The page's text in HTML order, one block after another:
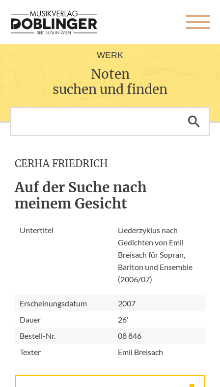
WERK
Noten
suchen und finden
CERHA FRIEDRICH
Auf der Suche nach
meinem Gesicht
Untertitel
Liederzyklus nach
Gedichten von Emil
Breisach für Sopran,
Bariton und Ensemble
(2006/07)
Erscheinungsdatum
2007
Dauer
26'
Bestell-Nr.
08 846
Texter
Emil Breisach